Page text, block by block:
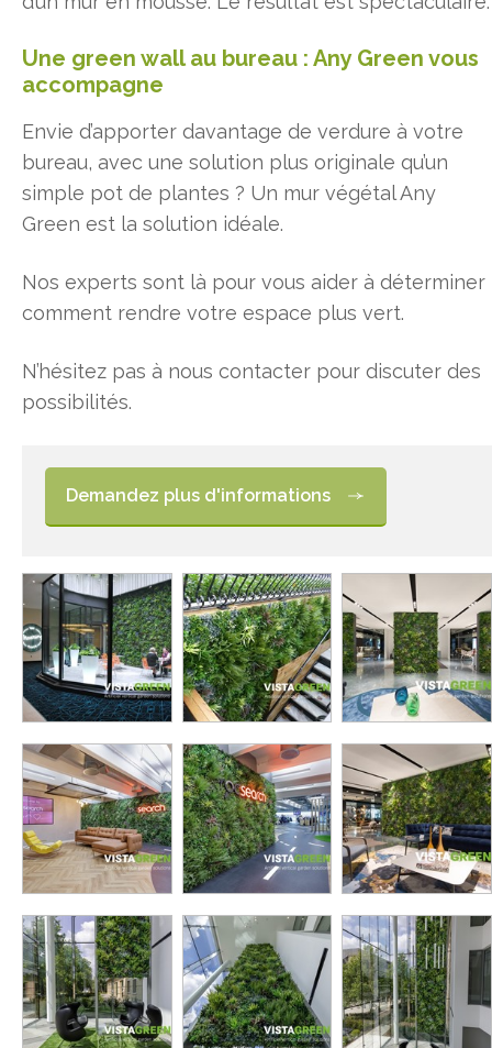
Une green wall au bureau : Any Green vous
accompagne
Envie d’apporter davantage de verdure à votre
bureau, avec une solution plus originale qu’un
simple pot de plantes ? Un mur végétal Any
Green est la solution idéale.
Nos experts sont là pour vous aider à déterminer
comment rendre votre espace plus vert.
N’hésitez pas à nous contacter pour discuter des
possibilités.
Demandez plus d'informations